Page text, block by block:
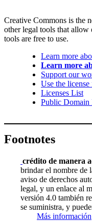
Creative Commons is the
other legal tools that allow
tools are free to use.
Learn more
Learn more
Support our
Use the
Licenses List
Public Domain
Footnotes
crédito de manera
brindar el nombre de
aviso de derechos
legal, y un enlace al
versión 4.0 también
se suministra, y
Más información